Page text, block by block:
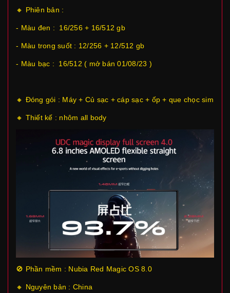
🔸 Phiên bản :
- Màu đen : 16/256 + 16/512 gb
- Màu trong suốt : 12/256 + 12/512 gb
- Màu bạc : 16/512 ( mở bán 01/08/23 )
🔸 Đóng gói : Máy + Củ sạc + cáp sạc + ốp + que chọc sim
🔸 Thiết kế : nhôm all body
🚫 Phần mềm : Nubia Red Magic OS 8.0
🔸 Nguyên bản : China